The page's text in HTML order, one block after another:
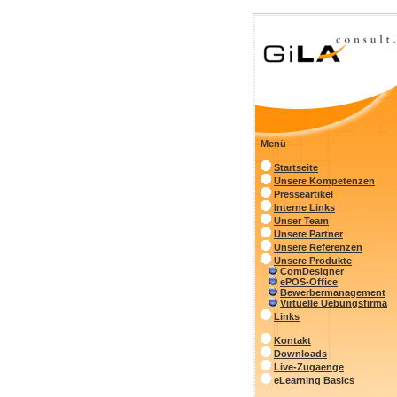
Menü
Startseite
Unsere Kompetenzen
Presseartikel
Interne Links
Unser Team
Unsere Partner
Unsere Referenzen
Unsere Produkte
ComDesigner
ePOS-Office
Bewerbermanagement
Virtuelle Uebungsfirma
Links
Kontakt
Downloads
Live-Zugaenge
eLearning Basics